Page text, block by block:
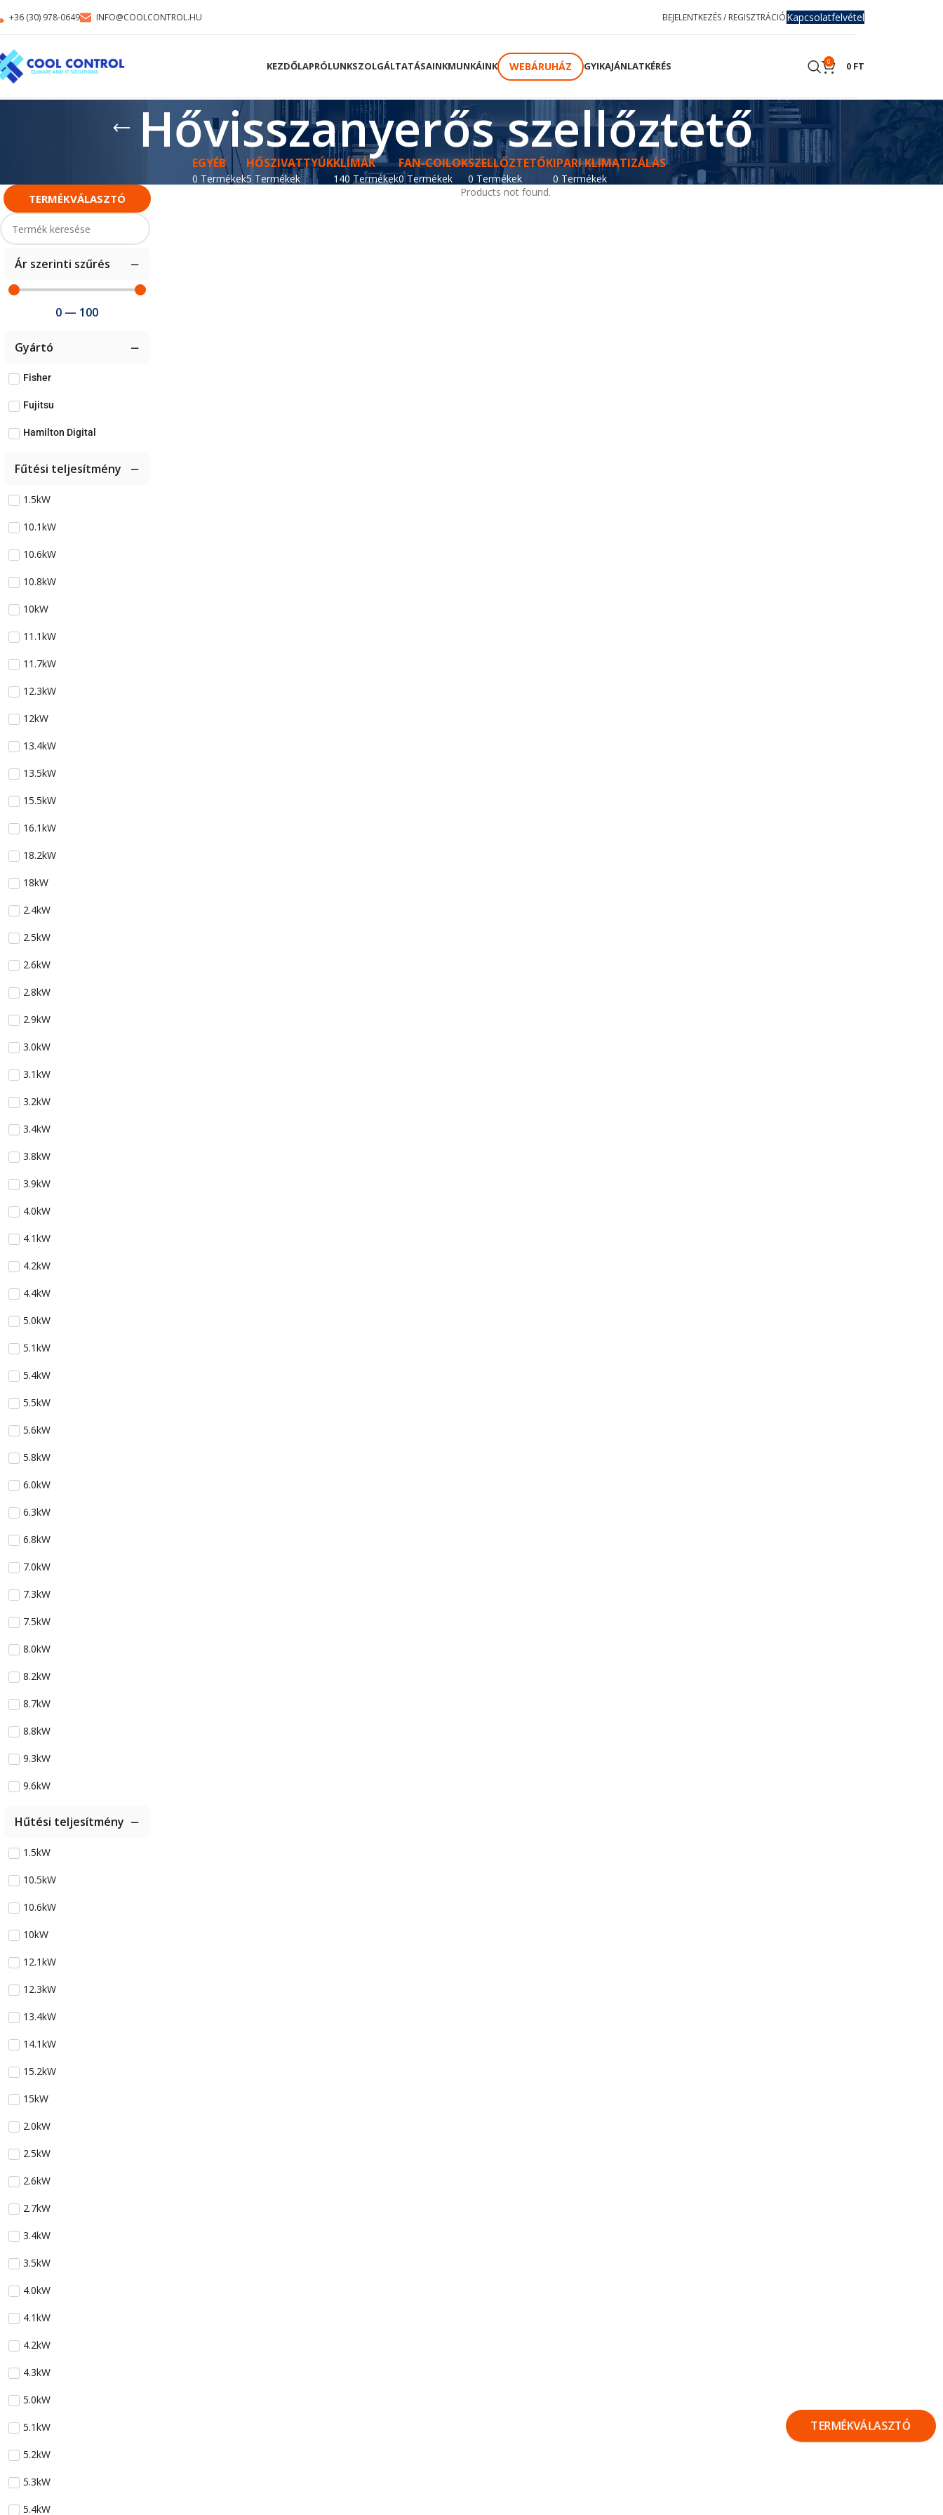
+36 (30) 978-0649 INFO@COOLCONTROL.HU BEJELENTKEZÉS / REGISZTRÁCIÓKapcsolatfelvétel
KEZDŐLAPRÓLUNKSZOLGÁLTATÁSAINKMUNKÁINK WEBÁRUHÁZ GYIKAJÁNLATKÉRÉS 0 0 FT
Hővisszanyerős szellőztető
EGYÉB
0 Termékek
HŐSZIVATTYÚK
5 Termékek
KLÍMÁK
140 Termékek
FAN-COILOK
0 Termékek
SZELLŐZTETŐK
0 Termékek
IPARI KLIMATIZÁLÁS
0 Termékek
TERMÉKVÁLASZTÓ
Ár szerinti szűrés
0 — 100
Gyártó
Fisher
Fujitsu
Hamilton Digital
Fűtési teljesítmény
1.5kW
10.1kW
10.6kW
10.8kW
10kW
11.1kW
11.7kW
12.3kW
12kW
13.4kW
13.5kW
15.5kW
16.1kW
18.2kW
18kW
2.4kW
2.5kW
2.6kW
2.8kW
2.9kW
3.0kW
3.1kW
3.2kW
3.4kW
3.8kW
3.9kW
4.0kW
4.1kW
4.2kW
4.4kW
5.0kW
5.1kW
5.4kW
5.5kW
5.6kW
5.8kW
6.0kW
6.3kW
6.8kW
7.0kW
7.3kW
7.5kW
8.0kW
8.2kW
8.7kW
8.8kW
9.3kW
9.6kW
Hűtési teljesítmény
1.5kW
10.5kW
10.6kW
10kW
12.1kW
12.3kW
13.4kW
14.1kW
15.2kW
15kW
2.0kW
2.5kW
2.6kW
2.7kW
3.4kW
3.5kW
4.0kW
4.1kW
4.2kW
4.3kW
5.0kW
5.1kW
5.2kW
5.3kW
5.4kW
Products not found.
TERMÉKVÁLASZTÓ